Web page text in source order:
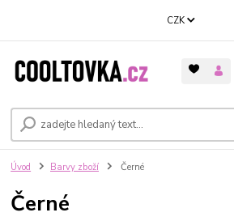
CZK
Úvod Barvy zboží Černé
Černé